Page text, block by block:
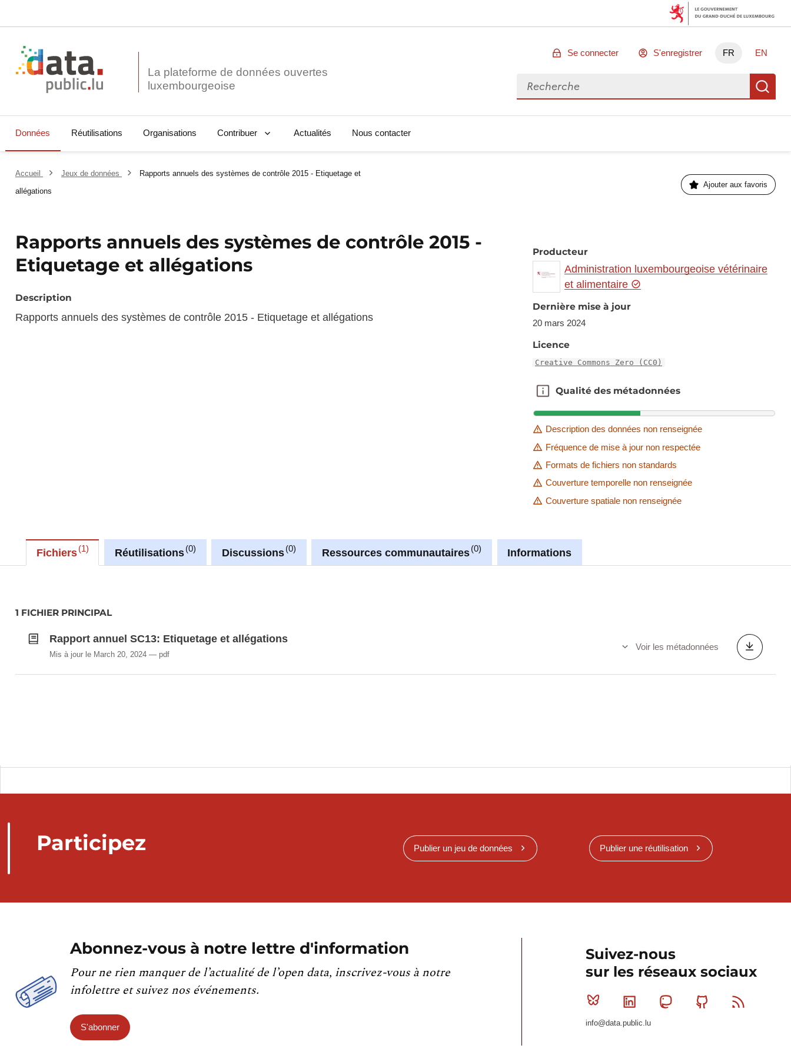
La plateforme de données ouvertes
Se connecter S'enregistrer FR EN
Rechercher des données
Données Réutilisations Organisations Contribuer Actualités Nous contacter
Accueil Jeux de données
Rapports annuels des systèmes de contrôle 2015 - Etiquetage et
allégations
Ajouter aux favoris
Rapports annuels des systèmes de contrôle 2015 -
Etiquetage et allégations
Description
Rapports annuels des systèmes de contrôle 2015 - Etiquetage et allégations
Producteur
Administration luxembourgeoise vétérinaire
et alimentaire
Dernière mise à jour
20 mars 2024
Licence
Creative Commons Zero (CC0)
Qualité des métadonnées
Qualité des métadonnées
Description des données non renseignée
Fréquence de mise à jour non respectée
Formats de fichiers non standards
Couverture temporelle non renseignée
Couverture spatiale non renseignée
Fichiers 1 Réutilisations 0 Discussions 0 Ressources communautaires 0 Informations
1 FICHIER PRINCIPAL
Rapport annuel SC13: Etiquetage et allégations
Mis à jour le March 20, 2024 pdf
Voir les métadonnées
Participez Publier un jeu de données Publier une réutilisation
Abonnez-vous à notre lettre d'information
Pour ne rien manquer de l’actualité de l’open data, inscrivez-vous à notre
infolettre et suivez nos événements.
S'abonner
Suivez-nous
sur les réseaux sociaux
Bluesky Linkedin MastodonGithub
info@data.public.lu